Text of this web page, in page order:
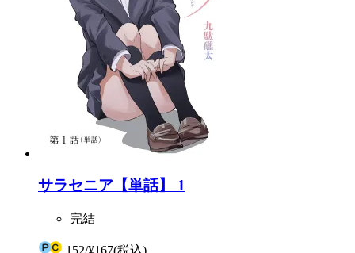
サラセニア【単話】 1
完結
152/¥167(税込)